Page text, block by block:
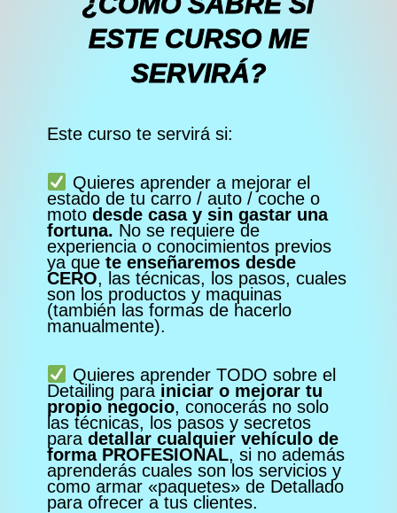
ESTE CURSO ME
SERVIRÁ?
Este curso te servirá si:
Quieres aprender a mejorar el
estado de tu carro / auto / coche o
moto desde casa y sin gastar una
fortuna. No se requiere de
experiencia o conocimientos previos
ya que te enseñaremos desde
CERO, las técnicas, los pasos, cuales
son los productos y maquinas
(también las formas de hacerlo
manualmente).
Quieres aprender TODO sobre el
Detailing para iniciar o mejorar tu
propio negocio, conocerás no solo
las técnicas, los pasos y secretos
para detallar cualquier vehículo de
forma PROFESIONAL, si no además
aprenderás cuales son los servicios y
como armar «paquetes» de Detallado
para ofrecer a tus clientes.